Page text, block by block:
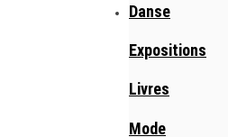
Danse
Expositions
Livres
Mode